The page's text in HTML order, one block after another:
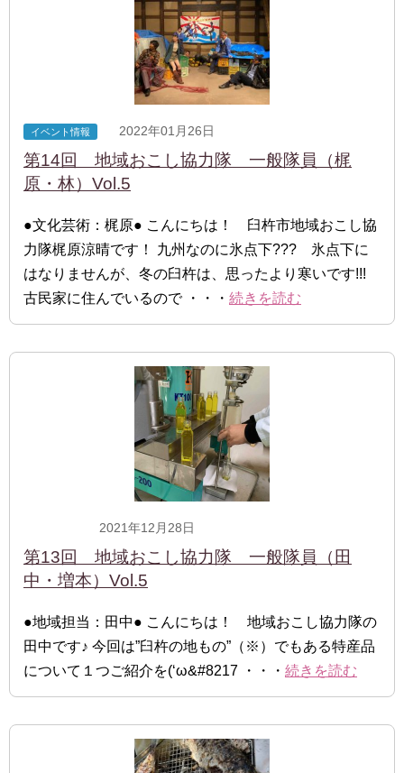
イベント情報 2022年01月26日
第14回 地域おこし協力隊 一般隊員（梶
原・林）Vol.5
●文化芸術：梶原● こんにちは！ 臼杵市地域おこし協
力隊梶原涼晴です！ 九州なのに氷点下??? 氷点下に
はなりませんが、冬の臼杵は、思ったより寒いです!!!
古民家に住んでいるので ・・・ 続きを読む
2021年12月28日
第13回 地域おこし協力隊 一般隊員（田
中・増本）Vol.5
●地域担当：田中● こんにちは！ 地域おこし協力隊の
田中です♪ 今回は”臼杵の地もの”（※）でもある特産品
について１つご紹介を(‘ω&#8217 ・・・ 続きを読む